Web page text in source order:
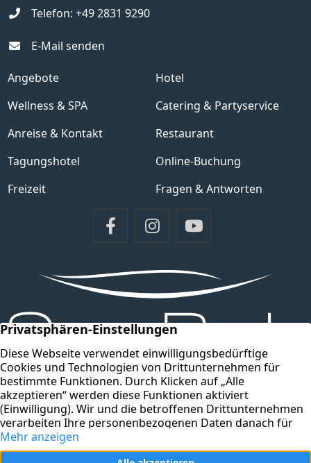
Telefon: +49 2831 9290
E-Mail senden
Angebote
Hotel
Wellness & SPA
Catering & Partyservice
Anreise & Kontakt
Restaurant
Tagungshotel
Online-Buchung
Freizeit
Fragen & Antworten